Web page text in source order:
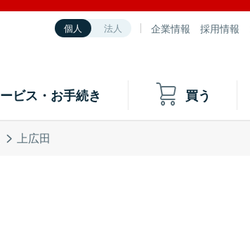
個人 法人 企業情報 採用情報
ビス・お手続き 買う
上広田